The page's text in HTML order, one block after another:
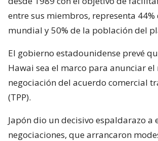
entre sus miembros, representa
mundial y 50% de la población del
El gobierno estadounidense prevé
Hawai sea el marco para anunciar el
negociación del acuerdo comercial
(TPP).
Japón dio un decisivo espaldarazo a
negociaciones, que arrancaron